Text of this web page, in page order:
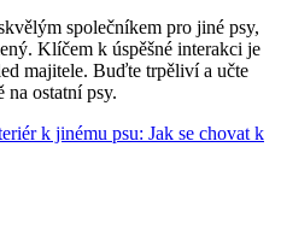
společníkem pro jiné psy,
Klíčem k úspěšné interakci je
majitele. Buďte trpěliví a učte
na ostatní psy.
k jinému psu: Jak se chovat k